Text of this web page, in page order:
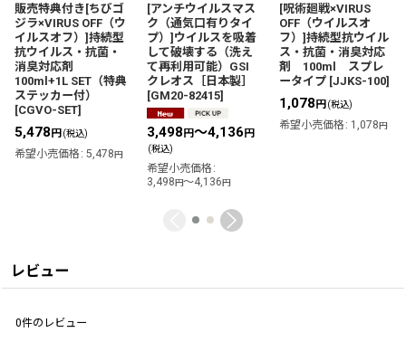
販売特典付き[ちびゴ
ジラ×VIRUS OFF（ウ
イルスオフ）]持続型
抗ウイルス・抗菌・
消臭対応剤
100ml+1L SET（特典
ステッカー付）
[CGVO-SET]
5,478円(税込)
希望小売価格 : 5,478円
[アンチウイルスマス
ク（通気口有りタイ
プ）]ウイルスを吸着
して破壊する（洗え
て再利用可能）GSI
クレオス［日本製］
[GM20-82415]
3,498円～4,136円
(税込)
希望小売価格 :
3,498円～4,136円
[呪術廻戦×VIRUS
OFF（ウイルスオ
フ）]持続型抗ウイル
ス・抗菌・消臭対応
剤 100ml スプレ
ータイプ [JJKS-100]
1,078円(税込)
希望小売価格 : 1,078円
レビュー
0件のレビュー